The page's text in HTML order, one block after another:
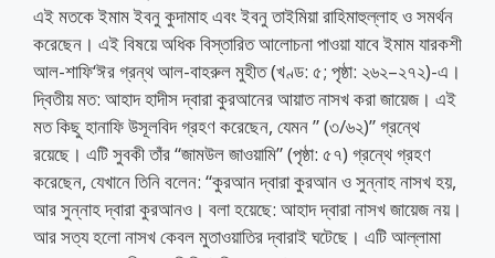
এই মতকে ইমাম ইবনু কুদামাহ এবং ইবনু তাইমিয়া রাহিমাহুল্লাহ ও সমর্থন
করেছেন। এই বিষয়ে অধিক বিস্তারিত আলোচনা পাওয়া যাবে ইমাম যারকশী
আল-শাফি‘ঈর গ্রন্থ আল-বাহরুল মুহীত (খণ্ড: ৫; পৃষ্ঠা: ২৬২–২৭২)-এ।
দ্বিতীয় মত: আহাদ হাদীস দ্বারা কুরআনের আয়াত নাসখ করা জায়েজ। এই
মত কিছু হানাফি উসূলবিদ গ্রহণ করেছেন, যেমন ” (৩/৬২)” গ্রন্থে
রয়েছে। এটি সুবকী তাঁর “জামউল জাওয়ামি” (পৃষ্ঠা: ৫৭) গ্রন্থে গ্রহণ
করেছেন, যেখানে তিনি বলেন: “কুরআন দ্বারা কুরআন ও সুন্নাহ নাসখ হয়,
আর সুন্নাহ দ্বারা কুরআনও। বলা হয়েছে: আহাদ দ্বারা নাসখ জায়েজ নয়।
আর সত্য হলো নাসখ কেবল মুতাওয়াতির দ্বারাই ঘটেছে। এটি আল্লামা